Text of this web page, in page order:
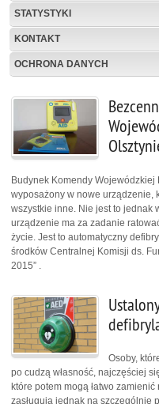
STATYSTYKI
KONTAKT
OCHRONA DANYCH
Budynek Komendy Wojewódzkiej
wyposażony w nowe urządzenie,
wszystkie inne. Nie jest to jednak
urządzenie ma za zadanie
życie. Jest to automatyczny
środków Centralnej Komisji ds.
2015” .
Osoby,
po cudzą własność, najczęściej
które potem mogą łatwo
zasługują jednak na szczególnie